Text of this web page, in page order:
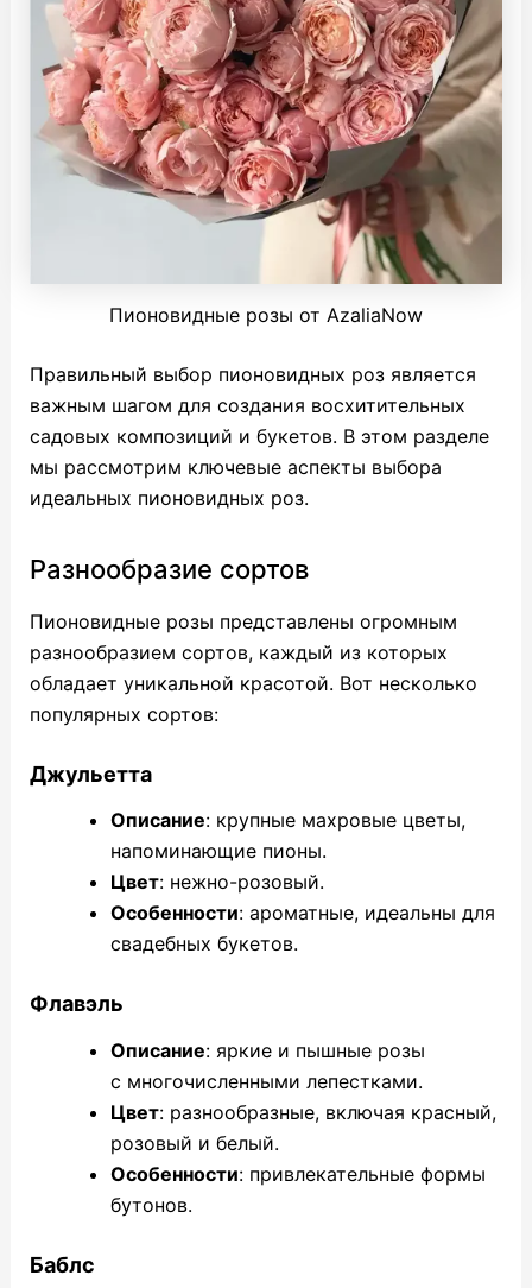
Пионовидные розы от AzaliaNow
Правильный выбор пионовидных роз является
важным шагом для создания восхитительных
садовых композиций и букетов. В этом разделе
мы рассмотрим ключевые аспекты выбора
идеальных пионовидных роз.
Разнообразие сортов
Пионовидные розы представлены огромным
разнообразием сортов, каждый из которых
обладает уникальной красотой. Вот несколько
популярных сортов:
Джульетта
Описание: крупные махровые цветы,
напоминающие пионы.
Цвет: нежно-розовый.
Особенности: ароматные, идеальны для
свадебных букетов.
Флавэль
Описание: яркие и пышные розы
с многочисленными лепестками.
Цвет: разнообразные, включая красный,
розовый и белый.
Особенности: привлекательные формы
бутонов.
Баблс